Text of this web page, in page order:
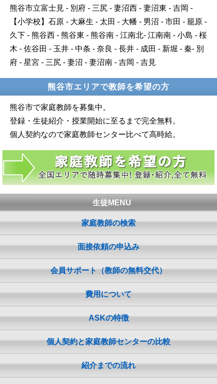
熊谷市立富士見 - 別府 - 三尻 - 妻沼西 - 妻沼東 - 吉岡 -
【小学校】石原 - 大麻生 - 太田 - 大幡 - 男沼 - 市田 - 籠原 -
久下 - 熊谷西 - 熊谷東 - 熊谷南 - 江南北- 江南南 - 小島 - 桜
木 - 佐谷田 - 玉井 - 中条 - 奈良 - 長井 - 成田 - 新堀 - 秦- 別
府 - 星宮 - 三尻 - 妻沼 - 妻沼南 - 吉岡 - 吉見
熊谷市エリアで教師を希望の方
熊谷市で家庭教師を募集中。
登録・生徒紹介・授業開始に至るまで完全無料。
個人契約なので家庭教師センター比べて高時給。
生徒MENU
家庭教師の検索
面接依頼の申込み
会員サポート（教師の無料交代）
費用について
ASKの特徴
個人契約と家庭教師センターの比較
紹介までの流れ